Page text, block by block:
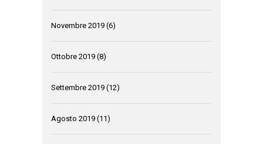
Novembre 2019 (6)
Ottobre 2019 (8)
Settembre 2019 (12)
Agosto 2019 (11)